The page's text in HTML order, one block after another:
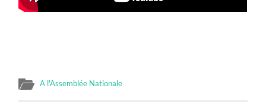
A l'Assemblée Nationale